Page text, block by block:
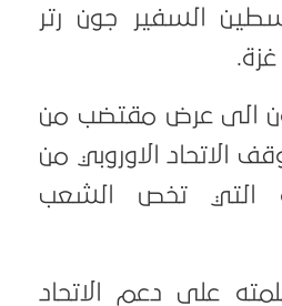
السفير جون رتر
الى عرض مقتضب من
الاتحاد الاوروبي من
التي تخص الشعب
على دعم الاتحاد